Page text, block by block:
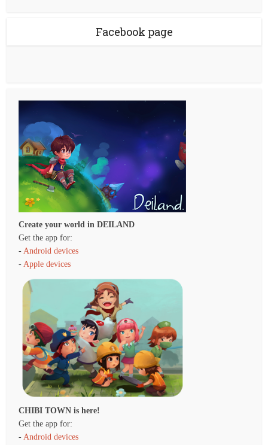
Facebook page
Create your world in DEILAND
Get the app for:
-Android devices
-Apple devices
CHIBI TOWN is here!
Get the app for:
-Android devices